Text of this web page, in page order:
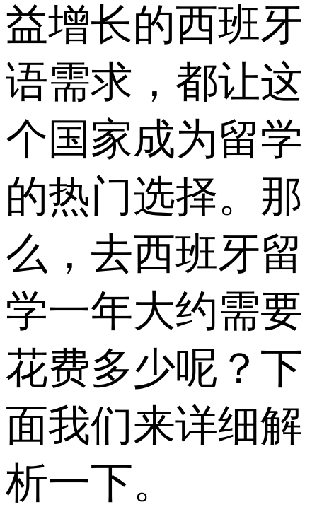
益增长的西班牙
语需求，都让这
个国家成为留学
的热门选择。那
么，去西班牙留
学一年大约需要
花费多少呢？下
面我们来详细解
析一下。